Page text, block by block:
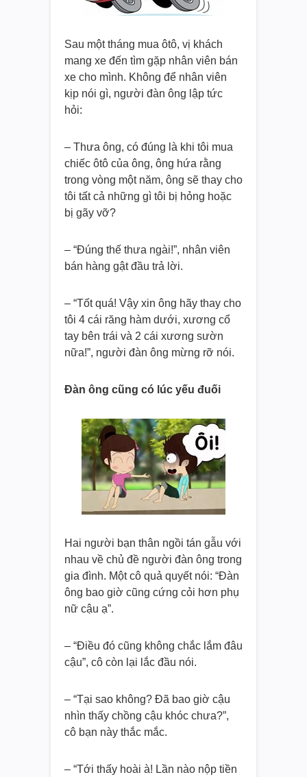
Sau một tháng mua ôtô, vị khách
mang xe đến tìm gặp nhân viên bán
xe cho mình. Không để nhân viên
kịp nói gì, người đàn ông lập tức
hỏi:
– Thưa ông, có đúng là khi tôi mua
chiếc ôtô của ông, ông hứa rằng
trong vòng một năm, ông sẽ thay cho
tôi tất cả những gì tôi bị hỏng hoặc
bị gãy vỡ?
– “Đúng thế thưa ngài!”, nhân viên
bán hàng gật đầu trả lời.
– “Tốt quá! Vậy xin ông hãy thay cho
tôi 4 cái răng hàm dưới, xương cổ
tay bên trái và 2 cái xương sườn
nữa!”, người đàn ông mừng rỡ nói.
Đàn ông cũng có lúc yếu đuối
Hai người bạn thân ngồi tán gẫu với
nhau về chủ đề người đàn ông trong
gia đình. Một cô quả quyết nói: “Đàn
ông bao giờ cũng cứng cỏi hơn phụ
nữ cậu ạ”.
– “Điều đó cũng không chắc lắm đâu
cậu”, cô còn lại lắc đầu nói.
– “Tại sao không? Đã bao giờ cậu
nhìn thấy chồng cậu khóc chưa?”,
cô bạn này thắc mắc.
– “Tới thấy hoài à! Lần nào nộp tiền